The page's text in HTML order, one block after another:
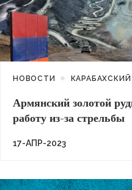
НОВОСТИ
Армянский золотой
работу из-за стрельбы
17-АПР-2023